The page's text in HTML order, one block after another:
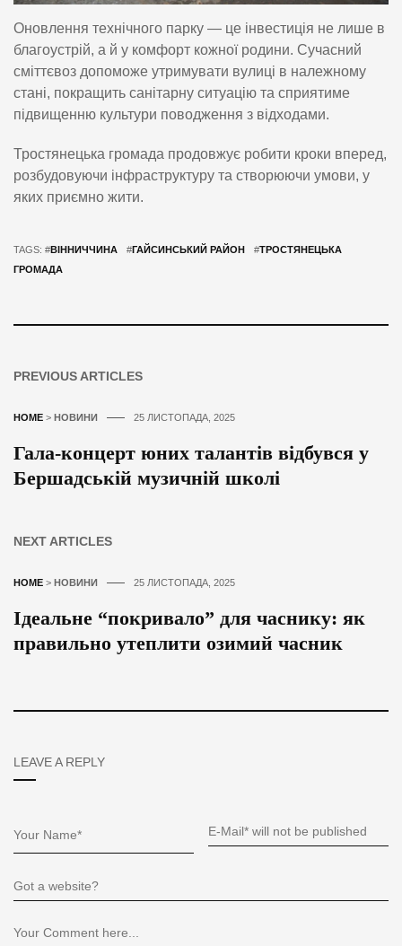
Оновлення технічного парку — це інвестиція не лише в
благоустрій, а й у комфорт кожної родини. Сучасний
сміттєвоз допоможе утримувати вулиці в належному
стані, покращить санітарну ситуацію та сприятиме
підвищенню культури поводження з відходами.
Тростянецька громада продовжує робити кроки вперед,
розбудовуючи інфраструктуру та створюючи умови, у
яких приємно жити.
TAGS: #ВІННИЧЧИНА #ГАЙСИНСЬКИЙ РАЙОН #ТРОСТЯНЕЦЬКА
ГРОМАДА
PREVIOUS ARTICLES
HOME > НОВИНИ 25 ЛИСТОПАДА, 2025
Гала-концерт юних талантів відбувся у
Бершадській музичній школі
NEXT ARTICLES
HOME > НОВИНИ 25 ЛИСТОПАДА, 2025
Ідеальне “покривало” для часнику: як
правильно утеплити озимий часник
LEAVE A REPLY